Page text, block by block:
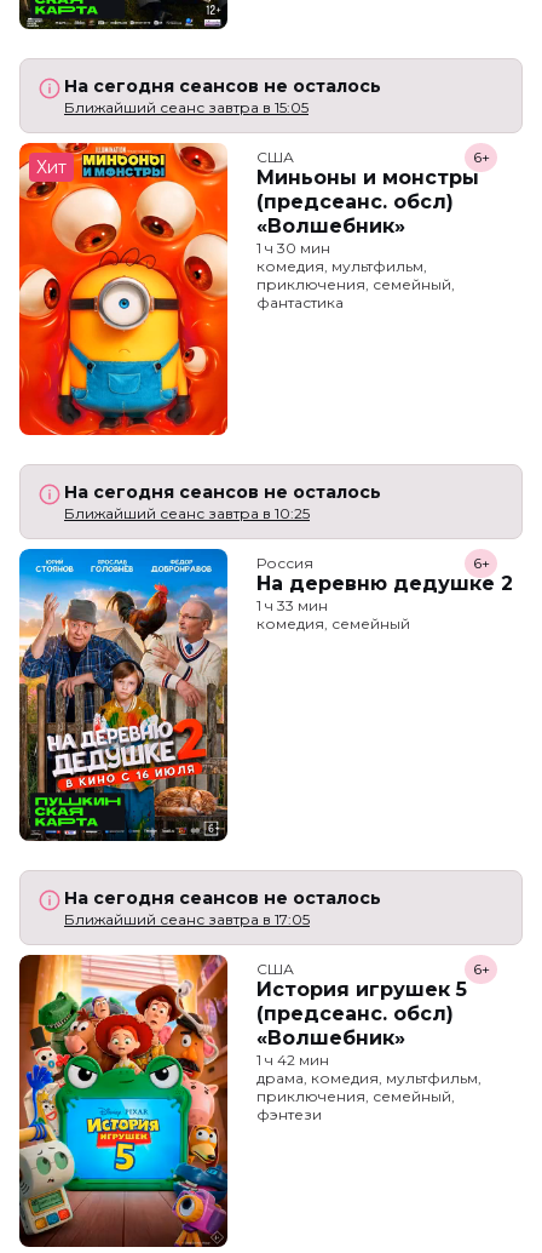
На сегодня сеансов не осталось
Ближайший сеанс завтра в 15:05
Хит США
Миньоны и монстры
(предсеанс. обсл)
«Волшебник»
6+
1 ч 30 мин
комедия, мультфильм,
приключения, семейный,
фантастика
На сегодня сеансов не осталось
Ближайший сеанс завтра в 10:25
Россия
На деревню дедушке 2
6+
1 ч 33 мин
комедия, семейный
На сегодня сеансов не осталось
Ближайший сеанс завтра в 17:05
США
История игрушек 5
(предсеанс. обсл)
«Волшебник»
6+
1 ч 42 мин
драма, комедия, мультфильм,
приключения, семейный,
фэнтези